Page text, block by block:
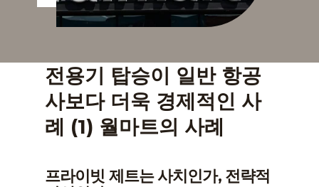
전용기 탑승이 일반 항공
사보다 더욱 경제적인 사
례 (1) 월마트의 사례
프라이빗 제트는 사치인가, 전략적